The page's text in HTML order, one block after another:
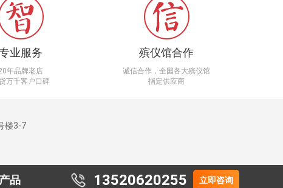
业服务
年品牌老店
万千客户口碑
殡仪馆合作
诚信合作，全国各大殡仪馆
指定供应商
楼3-7
品 13520620255 立即咨询